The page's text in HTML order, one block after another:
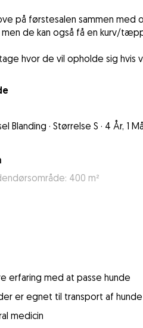
på førstesalen sammen med
men de kan også få en kurv/
hvor de vil opholde sig hvis
Blanding · Størrelse S · 4 År, 1
400 m²
erfaring med at passe hunde
er egnet til transport af hunde
medicin